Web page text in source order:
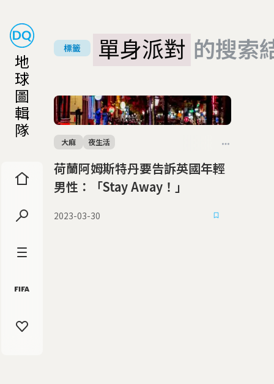
地
球
圖
輯
隊
標籤 單身派對 的搜索
荷蘭阿姆斯特丹要告訴英國年輕
男性：「Stay Away！」
大麻 夜生活
2023-03-30